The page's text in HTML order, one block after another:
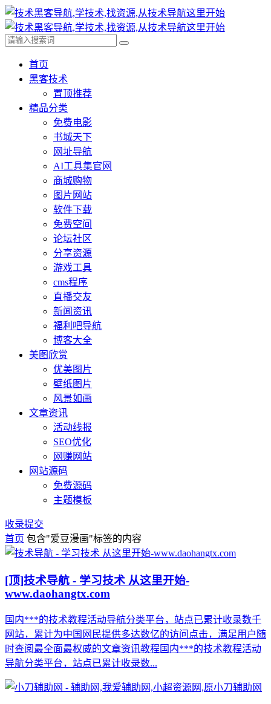
首页
黑客技术
置顶推荐
精品分类
免费电影
书城天下
网址导航
AI工具集官网
商城购物
图片网站
软件下载
免费空间
论坛社区
分享资源
游戏工具
cms程序
直播交友
新闻资讯
福利吧导航
博客大全
美图欣赏
优美图片
壁纸图片
风景如画
文章资讯
活动线报
SEO优化
网赚网站
网站源码
免费源码
主题模板
收录提交
首页 包含"爱豆漫画"标签的内容
[顶]技术导航 - 学习技术 从这里开始-
www.daohangtx.com
国内***的技术教程活动导航分类平台，站点已累计收录数千
网站，累计为中国网民提供多达数亿的访问点击，满足用户随
时查阅最全面最权威的文章资讯教程国内***的技术教程活动
导航分类平台，站点已累计收录数...